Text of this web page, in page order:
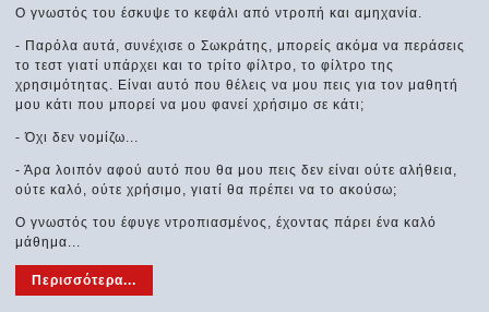
Ο γνωστός του έσκυψε το κεφάλι από ντροπή και αμηχανία.
- Παρόλα αυτά, συνέχισε ο Σωκράτης, μπορείς ακόμα να περάσεις
το τεστ γιατί υπάρχει και το τρίτο φίλτρο, το φίλτρο της
χρησιμότητας. Είναι αυτό που θέλεις να μου πεις για τον μαθητή
μου κάτι που μπορεί να μου φανεί χρήσιμο σε κάτι;
- Όχι δεν νομίζω...
- Άρα λοιπόν αφού αυτό που θα μου πεις δεν είναι ούτε αλήθεια,
ούτε καλό, ούτε χρήσιμο, γιατί θα πρέπει να το ακούσω;
Ο γνωστός του έφυγε ντροπιασμένος, έχοντας πάρει ένα καλό
μάθημα...
Περισσότερα...